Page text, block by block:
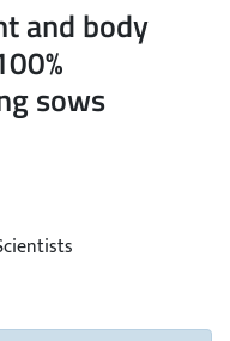
and body
sows